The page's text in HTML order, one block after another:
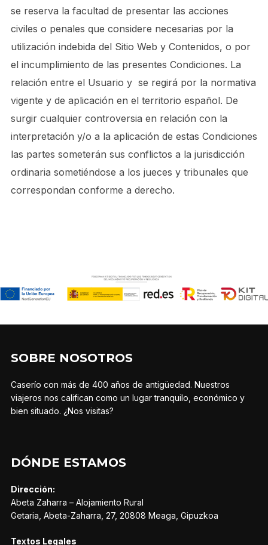
se reserva la facultad de presentar las acciones
civiles o penales que considere necesarias por la
utilización indebida del Sitio Web y Contenidos, o por
el incumplimiento de las presentes Condiciones. La
relación entre el Usuario y se regirá por la normativa
vigente y de aplicación en el territorio español. De
surgir cualquier controversia en relación con la
interpretación y/o a la aplicación de estas Condiciones
las partes someterán sus conflictos a la jurisdicción
ordinaria sometiéndose a los jueces y tribunales que
correspondan conforme a derecho.
SOBRE NOSOTROS
Caserío con más de 400 años de antigüedad. Nuestros
viajeros nos califican como un lugar tranquilo, económico y
bien situado. ¿Nos visitas?
DÓNDE ESTAMOS
Dirección:
Abeta Zaharra – Alojamiento Rural
Getaria, Abeta-Zaharra, 27, 20808 Meaga, Gipuzkoa
Textos Legales